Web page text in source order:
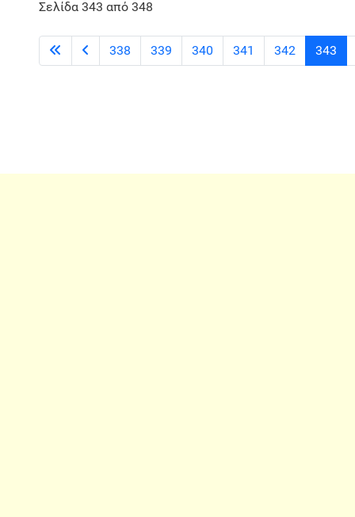
Σελίδα 343 από 348
338 339 340 341 342 343